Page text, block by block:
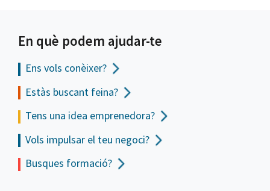
En què podem ajudar-te
Ens vols conèixer?
Estàs buscant feina?
Tens una idea emprenedora?
Vols impulsar el teu negoci?
Busques formació?